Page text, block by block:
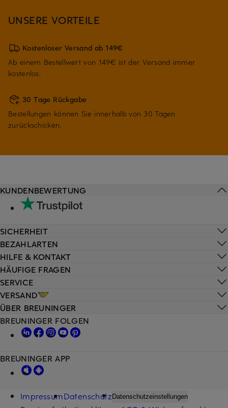
UNSERE VORTEILE
Kostenloser Versand ab 149€
Ab einem Bestellwert von 149€ ist der Versand immer
kostenlos.
30 Tage Rückgabe
Bestellungen können Sie innerhalb von 30 Tagen
zurückschicken.
HILFE & KONTAKT
HÄUFIGE FRAGEN
SERVICE
VERSAND
KUNDENBEWERTUNG
SICHERHEIT
BEZAHLARTEN
ÜBER BREUNINGER
BREUNINGER FOLGEN
BREUNINGER APP
ImpressumDatenschutz Datenschutzeinstellungen